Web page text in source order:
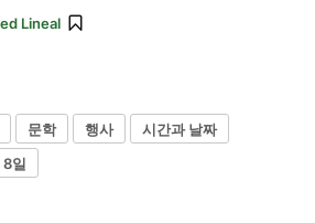
Lineal
문학 행사
시간과 날짜
8일